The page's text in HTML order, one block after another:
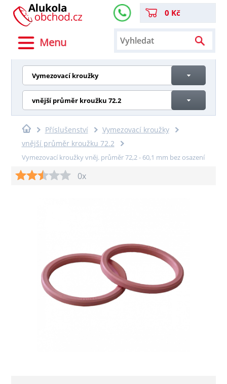
Menu
0 Kč
Vymezovací kroužky
vnější průměr kroužku 72.2
Příslušenství
Vymezovací kroužky
vnější průměr kroužku 72.2
Vymezovací kroužky vněj. průměr 72,2 - 60,1 mm bez osazení
0x